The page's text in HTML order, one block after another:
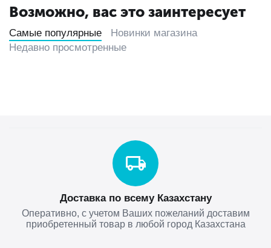
Возможно, вас это заинтересует
Самые популярные
Новинки магазина
Недавно просмотренные
Доставка по всему Казахстану
Оперативно, с учетом Ваших пожеланий доставим
приобретенный товар в любой город Казахстана